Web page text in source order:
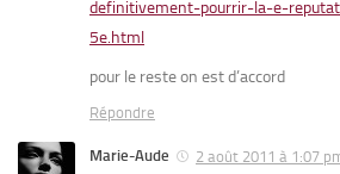
definitivement-pourrir-la-e-
5e.html
pour le reste on est d’accord
Répondre
Marie-Aude 2 août 2011 à 1:07